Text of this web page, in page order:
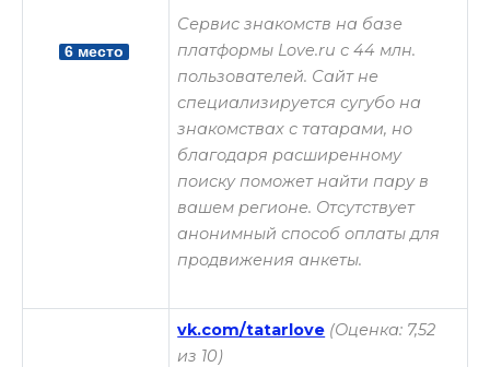
6 место
Сервис знакомств на базе
платформы Love.ru с 44 млн.
пользователей. Сайт не
специализируется сугубо на
знакомствах с татарами, но
благодаря расширенному
поиску поможет найти пару в
вашем регионе. Отсутствует
анонимный способ оплаты для
продвижения анкеты.
vk.com/tatarlove (Оценка: 7,52
из 10)